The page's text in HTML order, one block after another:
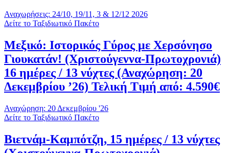
Αναχωρήσεις: 24/10, 19/11, 3 & 12/12 2026
Δείτε το Ταξιδιωτικό Πακέτο
Μεξικό: Ιστορικός Γύρος με Χερσόνησο
Γιουκατάν! (Χριστούγεννα-Πρωτοχρονιά)
16 ημέρες / 13 νύχτες (Αναχώρηση: 20
Δεκεμβρίου ’26) Τελική Τιμή από: 4.590€
Αναχώρηση: 20 Δεκεμβρίου '26
Δείτε το Ταξιδιωτικό Πακέτο
Βιετνάμ-Καμπότζη, 15 ημέρες / 13 νύχτες